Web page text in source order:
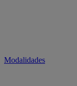
Modalidades